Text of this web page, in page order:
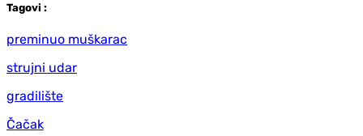
Tagovi :
preminuo muškarac
strujni udar
gradilište
Čačak